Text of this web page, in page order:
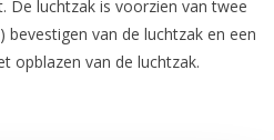
De luchtzak is voorzien van twee
van de luchtzak en een
opblazen van de luchtzak.